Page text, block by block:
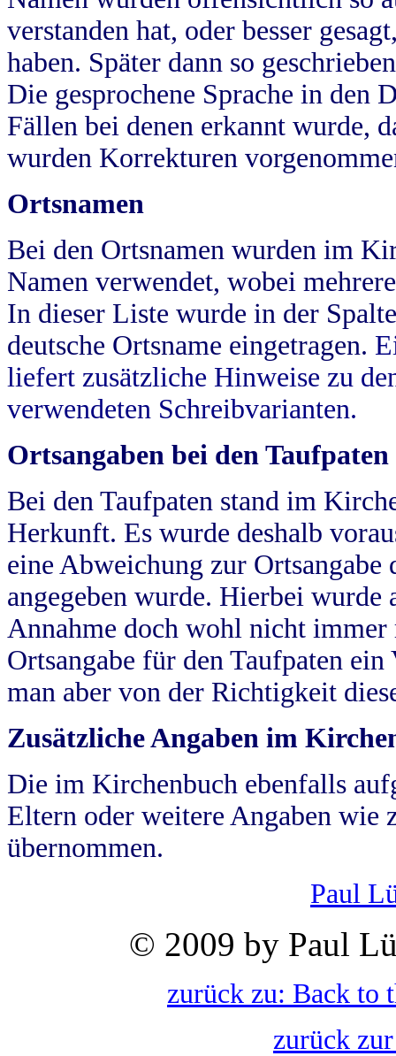
verstanden hat, oder besser
haben. Später dann so
Die gesprochene Sprache in
Fällen bei denen erkannt wurde,
wurden Korrekturen
Ortsnamen
Bei den Ortsnamen wurden im
Namen verwendet, wobei
In dieser Liste wurde in der
deutsche Ortsname eingetragen.
liefert zusätzliche Hinweise zu
verwendeten Schreibvarianten.
Ortsangaben bei den Taufpaten
Bei den Taufpaten stand im
Herkunft. Es wurde deshalb
eine Abweichung zur
angegeben wurde. Hierbei wurde
Annahme doch wohl nicht
Ortsangabe für den Taufpaten
man aber von der Richtigkeit
Zusätzliche Angaben im
Die im Kirchenbuch ebenfalls
Eltern oder weitere Angaben wie
übernommen.
Paul
© 2009 by Paul
zurück zu: Back to
zurück